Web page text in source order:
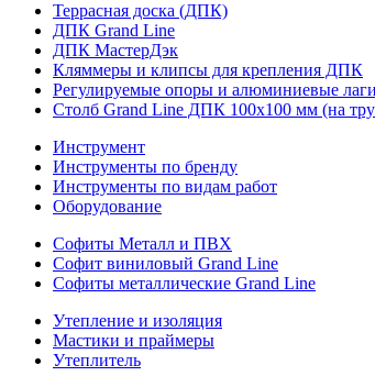
Террасная доска (ДПК)
ДПК Grand Line
ДПК МастерДэк
Кляммеры и клипсы для крепления ДПК
Регулируемые опоры и алюминиевые
Столб Grand Line ДПК 100х100 мм (на
Инструмент
Инструменты по бренду
Инструменты по видам работ
Оборудование
Софиты Металл и ПВХ
Софит виниловый Grand Line
Софиты металлические Grand Line
Утепление и изоляция
Мастики и праймеры
Утеплитель